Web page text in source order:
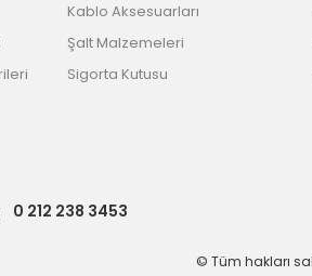
Kablo Aksesuarları
Şalt Malzemeleri
Sigorta Kutusu
0 212 238 3453
© Tüm hakları